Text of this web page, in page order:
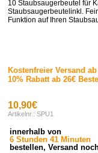
10 Staubsaugerbeutel für
Staubsaugerbeutelinkl.
Funktion auf Ihren
Kostenfreier Versand
10% Rabatt ab 26€
10,90€
Artikelnr.: SPU1
innerhalb von
6 Stunden 41 Minuten
bestellen, Versand